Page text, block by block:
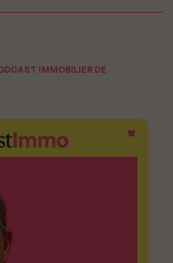
IMMOBILIER DE